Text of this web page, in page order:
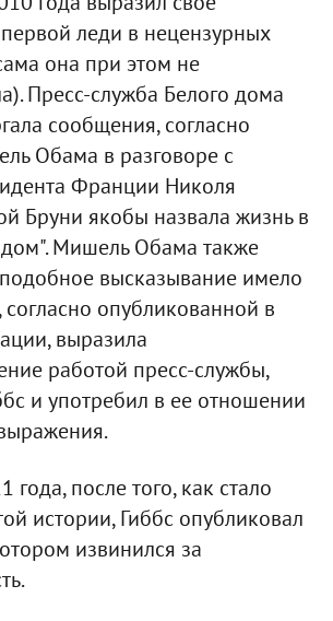
леди в нецензурных
она при этом не
Пресс-служба Белого дома
сообщения, согласно
Обама в разговоре с
Франции Николя
Бруни якобы назвала жизнь в
Мишель Обама также
высказывание имело
согласно опубликованной в
выразила
работой пресс-службы,
и употребил в ее отношении
года, после того, как стало
истории, Гиббс опубликовал
извинился за